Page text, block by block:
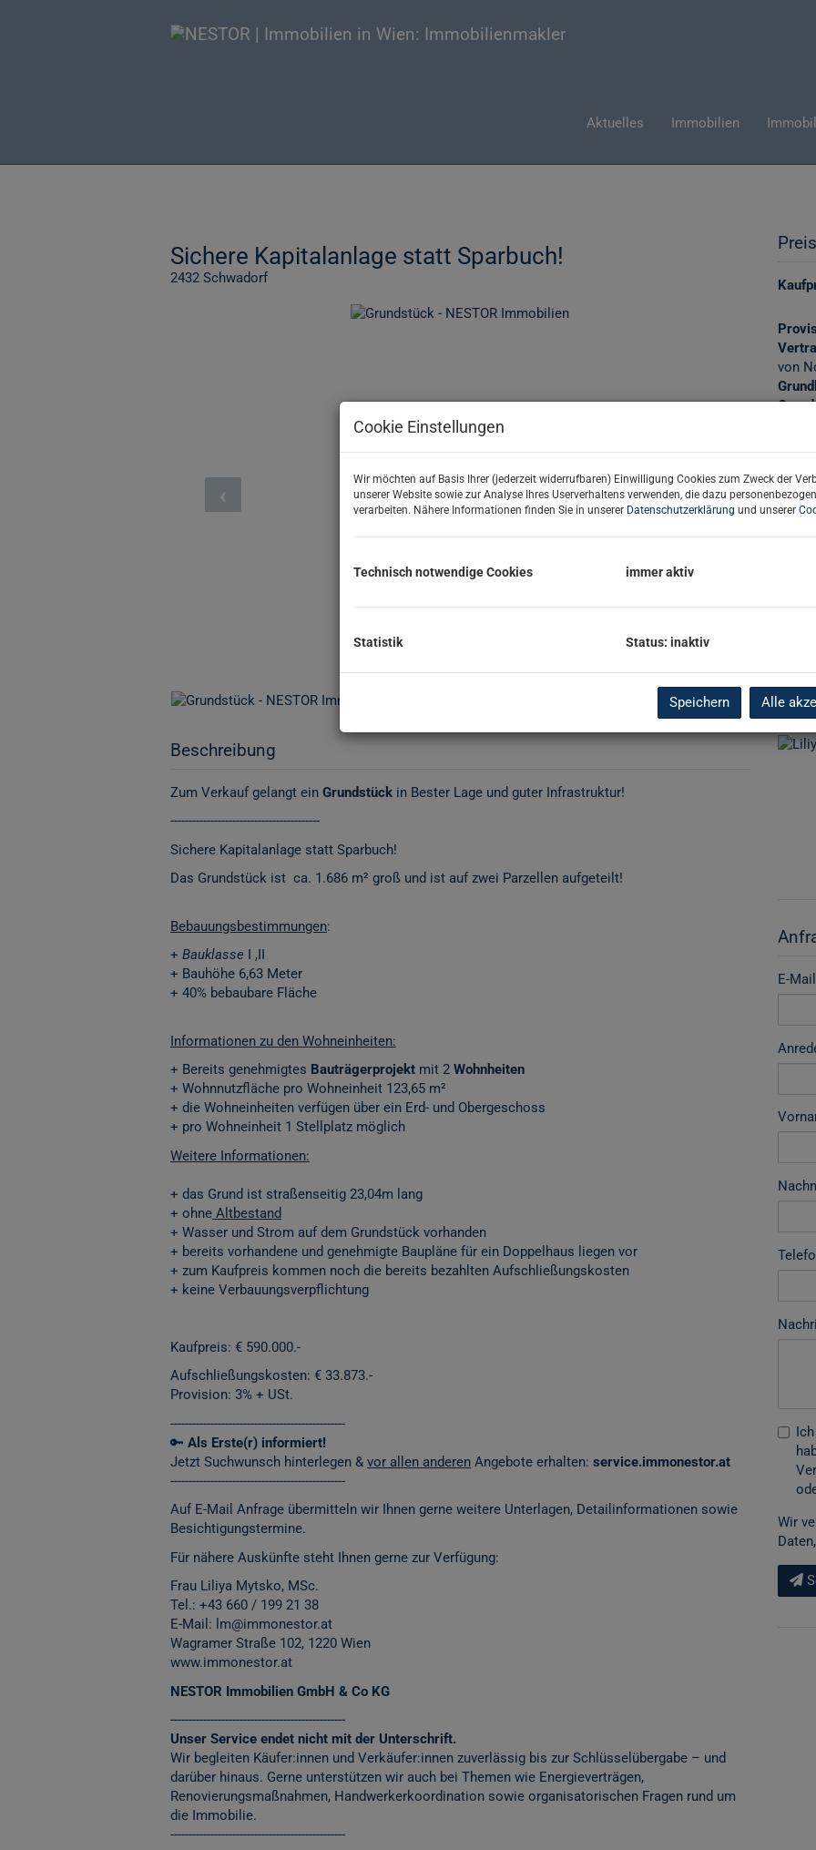
Aktuelles Immobilien
Sichere Kapitalanlage statt Sparbuch!
2432 Schwadorf
Beschreibung
Zum Verkauf gelangt ein Grundstück in Bester Lage und guter Infrastruktur!
-----------------------------------------
Sichere Kapitalanlage statt Sparbuch!
Das Grundstück ist ca. 1.686 m² groß und ist auf zwei Parzellen aufgeteilt!
Bebauungsbestimmungen:
+ Bauklasse I ,II
+ Bauhöhe 6,63 Meter
+ 40% bebaubare Fläche
Informationen zu den Wohneinheiten:
+ Bereits genehmigtes Bauträgerprojekt mit 2 Wohnheiten
+ Wohnnutzfläche pro Wohneinheit 123,65 m²
+ die Wohneinheiten verfügen über ein Erd- und Obergeschoss
+ pro Wohneinheit 1 Stellplatz möglich
Weitere Informationen:
+ das Grund ist straßenseitig 23,04m lang
+ ohne Altbestand
+ Wasser und Strom auf dem Grundstück vorhanden
+ bereits vorhandene und genehmigte Baupläne für ein Doppelhaus liegen vor
+ zum Kaufpreis kommen noch die bereits bezahlten Aufschließungskosten
+ keine Verbauungsverpflichtung
Kaufpreis: € 590.000.-
Aufschließungskosten: € 33.873.-
Provision: 3% + USt.
------------------------------------------------
🔑 Als Erste(r) informiert!
Jetzt Suchwunsch hinterlegen & vor allen anderen Angebote erhalten: service.immonestor.at
------------------------------------------------
Auf E-Mail Anfrage übermitteln wir Ihnen gerne weitere Unterlagen, Detailinformationen sowie
Besichtigungstermine.
Für nähere Auskünfte steht Ihnen gerne zur Verfügung:
Frau Liliya Mytsko, MSc.
Tel.: +43 660 / 199 21 38
E-Mail: lm@immonestor.at
Wagramer Straße 102, 1220 Wien
www.immonestor.at
NESTOR Immobilien GmbH & Co KG
------------------------------------------------
Unser Service endet nicht mit der Unterschrift.
Wir begleiten Käufer:innen und Verkäufer:innen zuverlässig bis zur Schlüsselübergabe – und
darüber hinaus. Gerne unterstützen wir auch bei Themen wie Energieverträgen,
Renovierungsmaßnahmen, Handwerkerkoordination sowie organisatorischen Fragen rund um
die Immobilie.
------------------------------------------------
von
E-Mail
Wir
Cookie Einstellungen
Wir möchten auf Basis Ihrer (jederzeit widerrufbaren) Einwilligung Cookies zum Zweck der
unserer Website sowie zur Analyse Ihres Userverhaltens verwenden, die dazu
verarbeiten. Nähere Informationen finden Sie in unserer Datenschutzerklärung und unserer
Technisch notwendige Cookies immer aktiv
Statistik Status: inaktiv
Speichern Alle